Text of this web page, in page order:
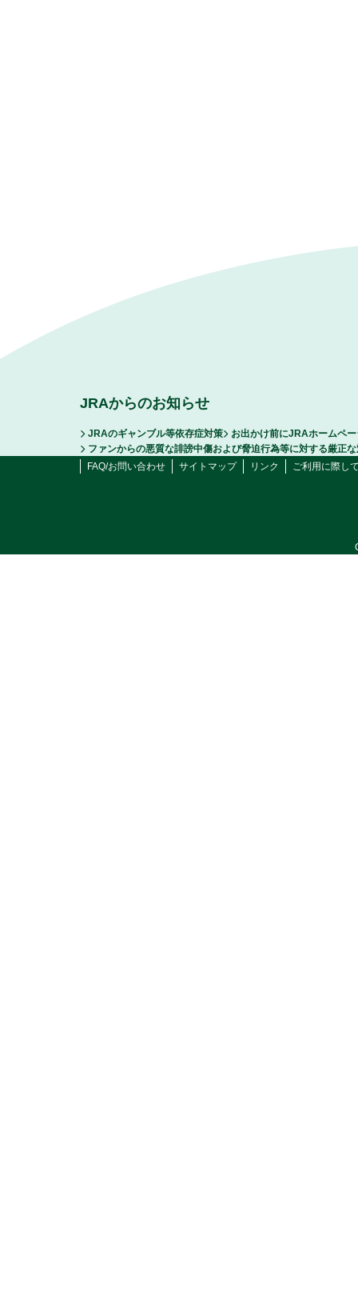
JRAからのお知らせ
JRAのギャンブル等依存症対策
お出かけ前にJRAホームペ
ファンからの悪質な誹謗中傷および脅迫行為等に対する厳正
FAQ/お問い合わせ
サイトマップ リンク ご利用に際し